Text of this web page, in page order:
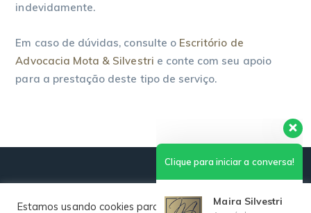
indevidamente.
Em caso de dúvidas, consulte o Escritório de
Advocacia Mota & Silvestri e conte com seu apoio
para a prestação deste tipo de serviço.
Estamos usando cookies para oferecer a melhor
Clique para iniciar a conversa!
Maira Silvestri
Edson Mota